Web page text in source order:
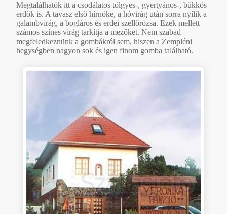
Megtalálhatók itt a csodálatos tölgyes-, gyertyános-, bükkös
erdők is. A tavasz első hírnöke, a hóvirág után sorra nyílik a
galambvirág, a bogláros és erdei szellőrózsa. Ezek mellett
számos színes virág tarkítja a mezőket. Nem szabad
megfeledkeznünk a gombákról sem, hiszen a Zempléni
hegységben nagyon sok és igen finom gomba található.